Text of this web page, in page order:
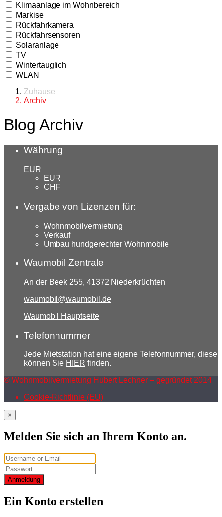
Klimaanlage im Wohnbereich
Markise
Rückfahrkamera
Rückfahrsensoren
Solaranlage
TV
Wintertauglich
WLAN
Zuhause
Archiv
Blog Archiv
Währung
EUR
EUR
CHF
Vergabe von Lizenzen für:
Wohnmobilvermietung
Verkauf
Umbau hundgerechter Wohnmobile
Waumobil Zentrale
An der Beek 255, 41372 Niederkrüchten
waumobil@waumobil.de
Waumobil Hauptseite
Telefonnummer
Jede Mietstation hat eine eigene Telefonnummer, diese
können Sie HIER finden.
© Wohnmobilvermietung Hubert Lechner – gegründet 2014
Cookie-Richtlinie (EU)
×
Melden Sie sich an Ihrem Konto an.
Anmeldung
Ein Konto erstellen